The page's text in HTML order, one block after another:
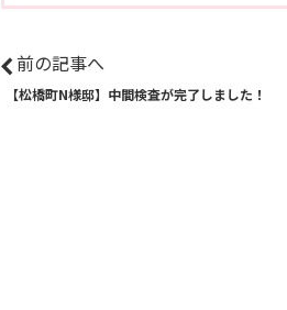
前の記事へ
【松橋町N様邸】中間検査が完了しました！